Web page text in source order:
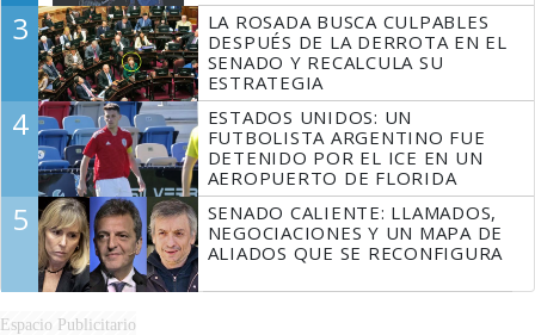
3
LA ROSADA BUSCA CULPABLES
DESPUÉS DE LA DERROTA EN EL
SENADO Y RECALCULA SU
ESTRATEGIA
4
ESTADOS UNIDOS: UN
FUTBOLISTA ARGENTINO FUE
DETENIDO POR EL ICE EN UN
AEROPUERTO DE FLORIDA
5
SENADO CALIENTE: LLAMADOS,
NEGOCIACIONES Y UN MAPA DE
ALIADOS QUE SE RECONFIGURA
Espacio Publicitario